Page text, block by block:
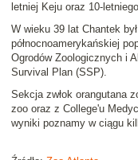
letniej Keju oraz 10-
W wieku 39 lat Chantek
północnoamerykańskiej
Ogrodów Zoologicznych i
Survival Plan (SSP).
Sekcja zwłok orangutana
zoo oraz z College'u
wyniki poznamy w ciągu